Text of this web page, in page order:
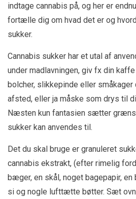
indtage cannabis på, og her er
fortælle dig om hvad det er og
sukker.
Cannabis sukker har et utal af
under madlavningen, giv fx din
bolcher, slikkepinde eller
afsted, eller ja måske som drys til
Næsten kun fantasien sætter
sukker kan anvendes til.
Det du skal bruge er granuleret
cannabis ekstrakt, (efter rimelig
bæger, en skål, noget bagepapir, en
si og nogle lufttætte bøtter. Sæt